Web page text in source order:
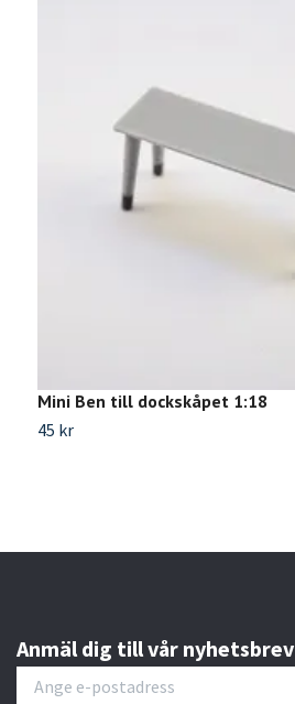
Mini Ben till dockskåpet 1:18
45 kr
Anmäl dig till vår nyhetsbrev